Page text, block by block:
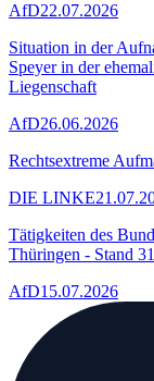
AfD22.07.2026
Situation in der
Speyer in der
Liegenschaft
AfD26.06.2026
Rechtsextreme
DIE LINKE
Tätigkeiten des
Thüringen - Stand
AfD15.07.2026